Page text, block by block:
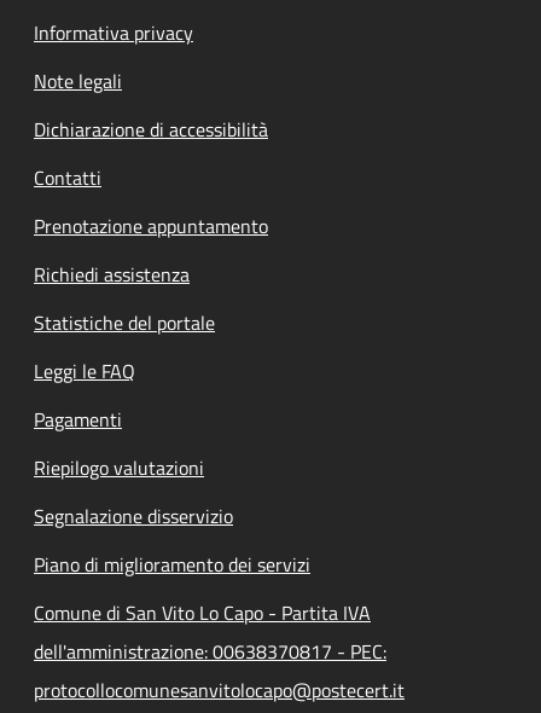
Informativa privacy
Note legali
Dichiarazione di accessibilità
Contatti
Prenotazione appuntamento
Richiedi assistenza
Statistiche del portale
Leggi le FAQ
Pagamenti
Riepilogo valutazioni
Segnalazione disservizio
Piano di miglioramento dei servizi
Comune di San Vito Lo Capo - Partita IVA
dell'amministrazione: 00638370817 - PEC:
protocollocomunesanvitolocapo@postecert.it